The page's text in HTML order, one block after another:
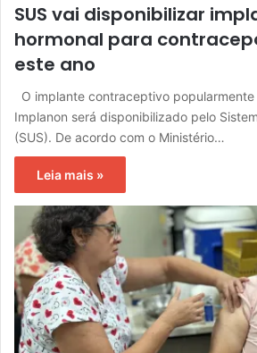
SUS vai disponibilizar
hormonal para
este ano
O implante contraceptivo
Implanon será disponibilizado pelo
(SUS). De acordo com o Ministério…
Leia mais »